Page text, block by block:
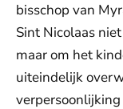
bisschop van
Sint Nicolaas
maar om het
uiteindelijk